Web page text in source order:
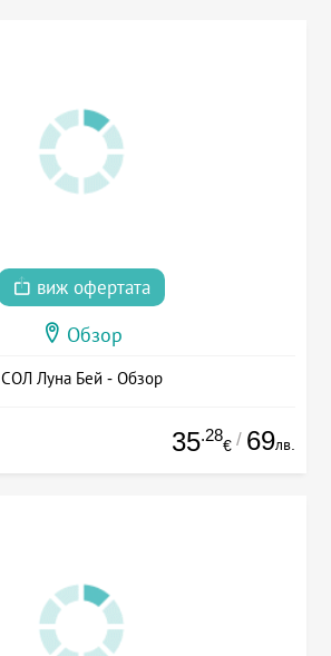
виж офертата
Обзор
СОЛ Луна Бей - Обзор
35.28
€ / 69лв.